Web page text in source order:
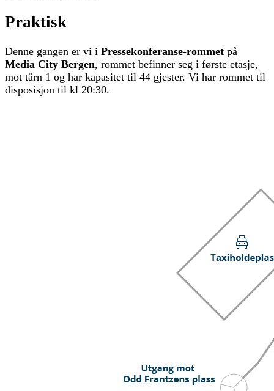
Praktisk
Denne gangen er vi i Pressekonferanse-rommet på
Media City Bergen, rommet befinner seg i første etasje,
mot tårn 1 og har kapasitet til 44 gjester. Vi har rommet til
disposisjon til kl 20:30.